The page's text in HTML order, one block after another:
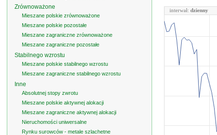
interwał: dzienny
Zrównoważone
Mieszane polskie zrównoważone
Mieszane polskie pozostałe
Mieszane zagraniczne zrównoważone
Mieszane zagraniczne pozostałe
Stabilnego wzrostu
Mieszane polskie stabilnego wzrostu
Mieszane zagraniczne stabilnego wzrostu
Inne
Absolutnej stopy zwrotu
Mieszane polskie aktywnej alokacji
Mieszane zagraniczne aktywnej alokacji
Nieruchomości uniwersalne
Rynku surowców - metale szlachetne